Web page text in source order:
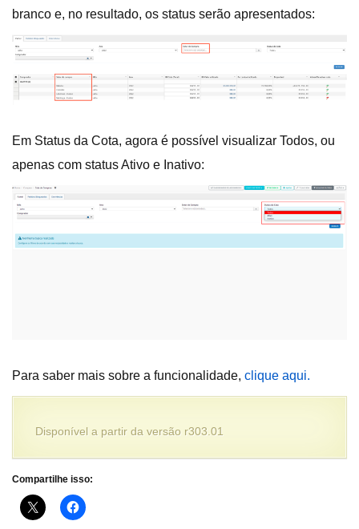
branco e, no resultado, os status serão apresentados:
Em Status da Cota, agora é possível visualizar Todos, ou
apenas com status Ativo e Inativo:
Para saber mais sobre a funcionalidade, clique aqui.
Disponível a partir da versão r303.01
Compartilhe isso: